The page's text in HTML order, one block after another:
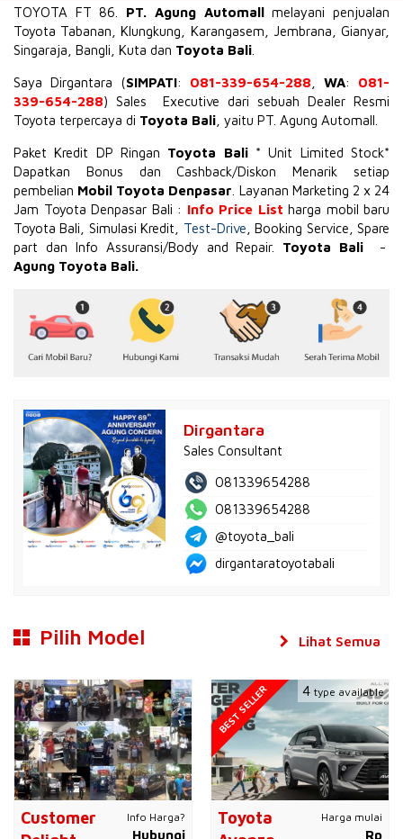
TOYOTA FT 86 PT. Agung Automallmelayani penjualan
Toyota Tabanan, Klungkung, Karangasem, Jembrana, Gianyar,
Singaraja, Bangli, Kuta dan Toyota Bali
Saya Dirgantara (SIMPATI: 081-339-654-288 WA: 081-
339-654-288) Sales Executive dari sebuah Dealer Resmi
Toyota terpercaya di Toyota Bali , yaitu PT. Agung Automall.
Paket Kredit DP Ringan Toyota Bali * Unit Limited Stock*
Dapatkan Bonus dan Cashback/Diskon Menarik setiap
pembelian Mobil Toyota Denpasar . Layanan Marketing 2 x 24
Jam Toyota Denpasar Bali : Info Price List harga mobil baru
Toyota Bali, Simulasi Kredit, Test-Drive , Booking Service, Spare
part dan Info Assuransi/Body and Repair. Toyota Bali -
Agung Toyota Bali.
Dirgantara
Sales Consultant
081339654288
081339654288
@toyota_bali
dirgantaratoyotabali
Pilih Model
Customer
Info Harga?
Hubungi
Toyota
Harga mulai
Rp
BEST SELLER 4 type available
Lihat Semua